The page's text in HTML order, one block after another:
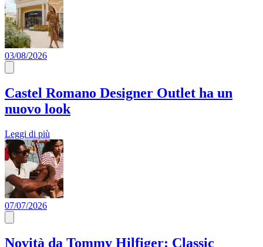
03/08/2026
Castel Romano Designer Outlet ha un
nuovo look
Leggi di più
07/07/2026
Novità da Tommy Hilfiger: Classic